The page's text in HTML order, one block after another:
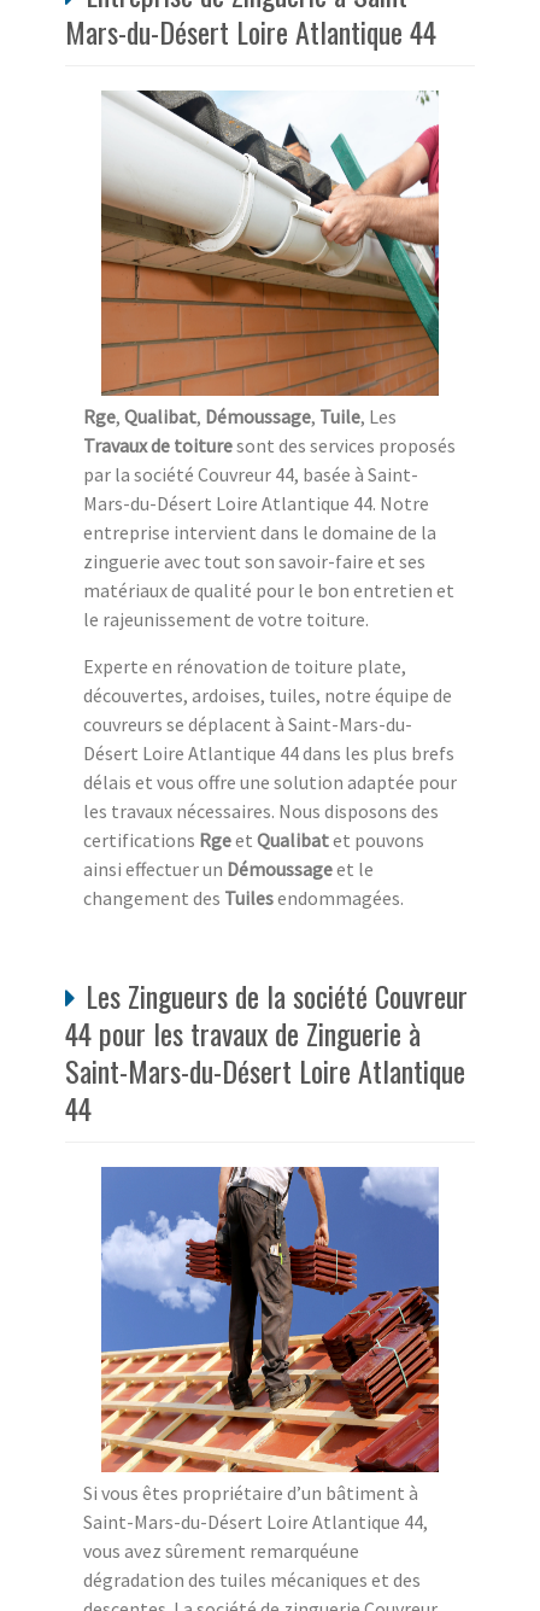
Mars-du-Désert Loire Atlantique 44
Rge, Qualibat, Démoussage, Tuile, Les
Travaux de toituresont des services proposés
par la société Couvreur 44, basée à Saint-
Mars-du-Désert Loire Atlantique 44. Notre
entreprise intervient dans le domaine de la
zinguerie avec tout son savoir-faire et ses
matériaux de qualité pour le bon entretien et
le rajeunissement de votre toiture.
Experte en rénovation de toiture plate,
découvertes, ardoises, tuiles, notre équipe de
couvreurs se déplacent à Saint-Mars-du-
Désert Loire Atlantique 44 dans les plus brefs
délais et vous offre une solution adaptée pour
les travaux nécessaires. Nous disposons des
certifications Rgeet Qualibatet pouvons
ainsi effectuer un Démoussageet le
changement des Tuilesendommagées.
Les Zingueurs de la société Couvreur
44 pour les travaux de Zinguerie à
Saint-Mars-du-Désert Loire Atlantique
44
Si vous êtes propriétaire d’un bâtiment à
Saint-Mars-du-Désert Loire Atlantique 44,
vous avez sûrement remarquéune
dégradation des tuiles mécaniques et des